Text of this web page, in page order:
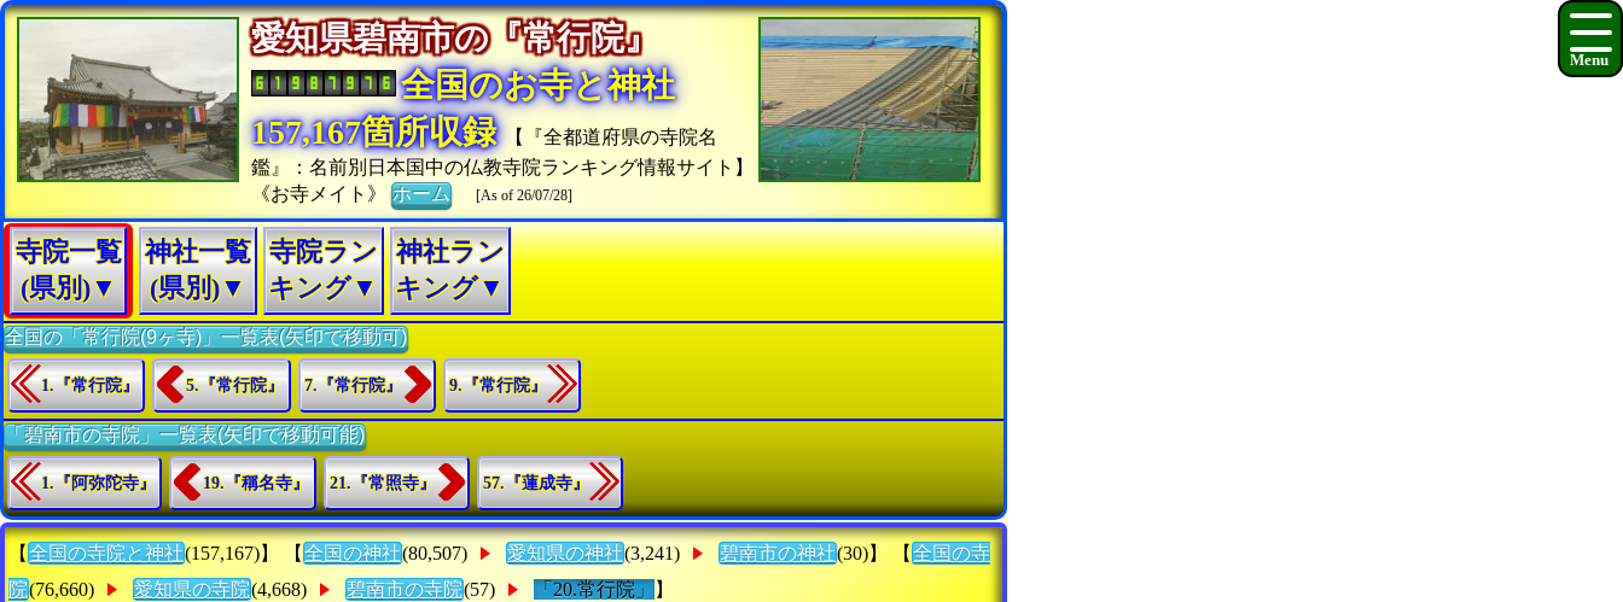
愛知県碧南市の『常行院』
全国のお寺と神社
157,167箇所収録
【『全都道府県の寺院名
鑑』：名前別日本国中の仏教寺院ランキング情報サイト】
《お寺メイト》ホーム [As of 26/07/28]
寺院一覧
(県別)▼
神社一覧
(県別)▼
寺院ラン
キング▼
神社ラン
キング▼
全国の「常行院(9ヶ寺)」一覧表(矢印で移動可)
1.『常行院』 5.『常行院』 7.『常行院』 9.『常行院』
「碧南市の寺院」一覧表(矢印で移動可能)
1.『阿弥陀寺』 19.『稱名寺』 21.『常照寺』 57.『蓮成寺』
【 全国の寺院と神社(157,167)】 【 全国の神社(80,507) 愛知県の神社(3,241) 碧南市の神社(30)】 【 全国の寺
院(76,660) 愛知県の寺院(4,668) 碧南市の寺院(57) 「20.常行院」 】